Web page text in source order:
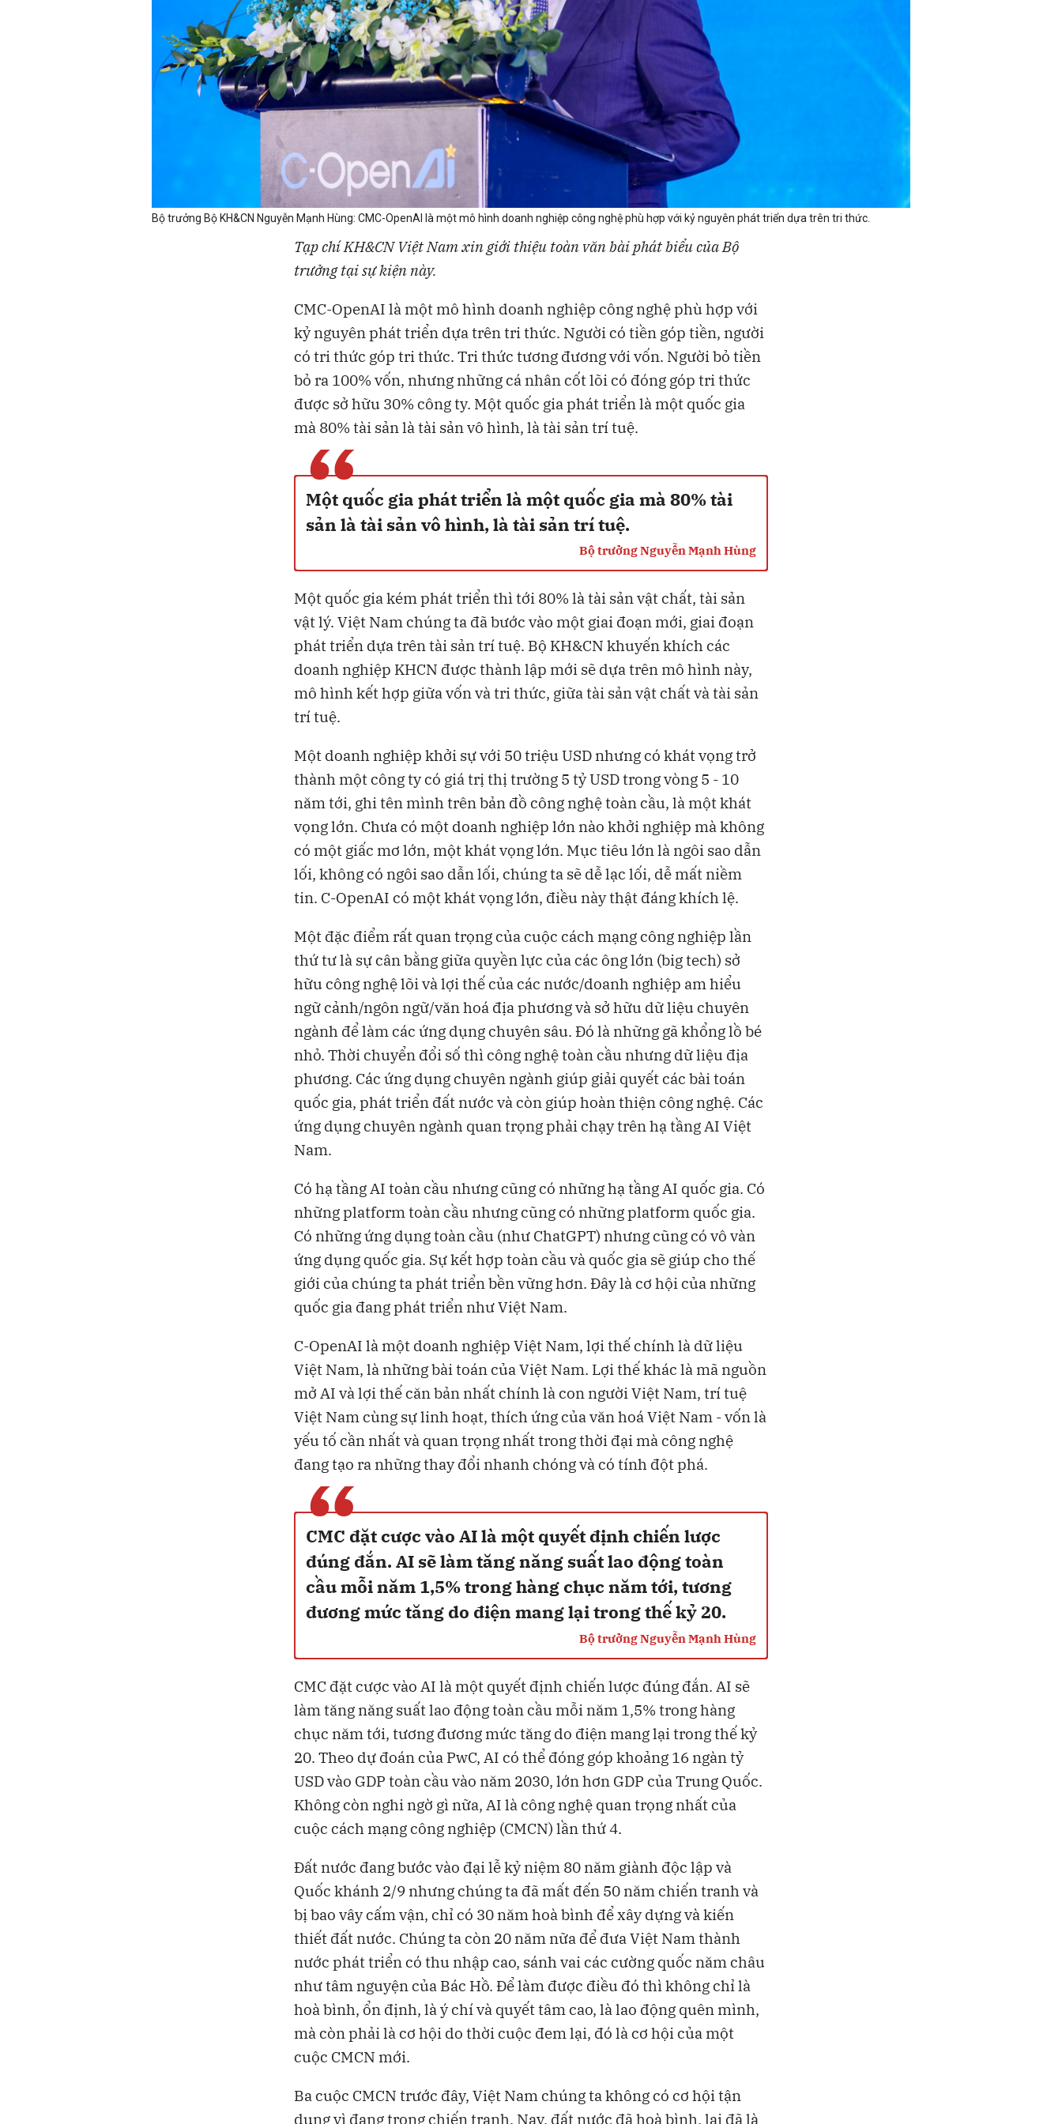
Bộ trưởng Bộ KH&CN Nguyễn Mạnh Hùng: CMC-OpenAI là một mô hình doanh nghiệp công nghệ phù hợp với kỷ nguyên phát triển dựa trên tri thức.
Tạp chí KH&CN Việt Nam xin giới thiệu toàn văn bài phát biểu của Bộ
trưởng tại sự kiện này.
CMC-OpenAI là một mô hình doanh nghiệp công nghệ phù hợp với
kỷ nguyên phát triển dựa trên tri thức. Người có tiền góp tiền, người
có tri thức góp tri thức. Tri thức tương đương với vốn. Người bỏ tiền
bỏ ra 100% vốn, nhưng những cá nhân cốt lõi có đóng góp tri thức
được sở hữu 30% công ty. Một quốc gia phát triển là một quốc gia
mà 80% tài sản là tài sản vô hình, là tài sản trí tuệ.
“
Một quốc gia phát triển là một quốc gia mà 80% tài
sản là tài sản vô hình, là tài sản trí tuệ.
Bộ trưởng Nguyễn Mạnh Hùng
Một quốc gia kém phát triển thì tới 80% là tài sản vật chất, tài sản
vật lý. Việt Nam chúng ta đã bước vào một giai đoạn mới, giai đoạn
phát triển dựa trên tài sản trí tuệ. Bộ KH&CN khuyến khích các
doanh nghiệp KHCN được thành lập mới sẽ dựa trên mô hình này,
mô hình kết hợp giữa vốn và tri thức, giữa tài sản vật chất và tài sản
trí tuệ.
Một doanh nghiệp khởi sự với 50 triệu USD nhưng có khát vọng trở
thành một công ty có giá trị thị trường 5 tỷ USD trong vòng 5 - 10
năm tới, ghi tên mình trên bản đồ công nghệ toàn cầu, là một khát
vọng lớn. Chưa có một doanh nghiệp lớn nào khởi nghiệp mà không
có một giấc mơ lớn, một khát vọng lớn. Mục tiêu lớn là ngôi sao dẫn
lối, không có ngôi sao dẫn lối, chúng ta sẽ dễ lạc lối, dễ mất niềm
tin. C-OpenAI có một khát vọng lớn, điều này thật đáng khích lệ.
Một đặc điểm rất quan trọng của cuộc cách mạng công nghiệp lần
thứ tư là sự cân bằng giữa quyền lực của các ông lớn (big tech) sở
hữu công nghệ lõi và lợi thế của các nước/doanh nghiệp am hiểu
ngữ cảnh/ngôn ngữ/văn hoá địa phương và sở hữu dữ liệu chuyên
ngành để làm các ứng dụng chuyên sâu. Đó là những gã khổng lồ bé
nhỏ. Thời chuyển đổi số thì công nghệ toàn cầu nhưng dữ liệu địa
phương. Các ứng dụng chuyên ngành giúp giải quyết các bài toán
quốc gia, phát triển đất nước và còn giúp hoàn thiện công nghệ. Các
ứng dụng chuyên ngành quan trọng phải chạy trên hạ tầng AI Việt
Nam.
Có hạ tầng AI toàn cầu nhưng cũng có những hạ tầng AI quốc gia. Có
những platform toàn cầu nhưng cũng có những platform quốc gia.
Có những ứng dụng toàn cầu (như ChatGPT) nhưng cũng có vô vàn
ứng dụng quốc gia. Sự kết hợp toàn cầu và quốc gia sẽ giúp cho thế
giới của chúng ta phát triển bền vững hơn. Đây là cơ hội của những
quốc gia đang phát triển như Việt Nam.
C-OpenAI là một doanh nghiệp Việt Nam, lợi thế chính là dữ liệu
Việt Nam, là những bài toán của Việt Nam. Lợi thế khác là mã nguồn
mở AI và lợi thế căn bản nhất chính là con người Việt Nam, trí tuệ
Việt Nam cùng sự linh hoạt, thích ứng của văn hoá Việt Nam - vốn là
yếu tố cần nhất và quan trọng nhất trong thời đại mà công nghệ
đang tạo ra những thay đổi nhanh chóng và có tính đột phá.
“
CMC đặt cược vào AI là một quyết định chiến lược
đúng đắn. AI sẽ làm tăng năng suất lao động toàn
cầu mỗi năm 1,5% trong hàng chục năm tới, tương
đương mức tăng do điện mang lại trong thế kỷ 20.
Bộ trưởng Nguyễn Mạnh Hùng
CMC đặt cược vào AI là một quyết định chiến lược đúng đắn. AI sẽ
làm tăng năng suất lao động toàn cầu mỗi năm 1,5% trong hàng
chục năm tới, tương đương mức tăng do điện mang lại trong thế kỷ
20. Theo dự đoán của PwC, AI có thể đóng góp khoảng 16 ngàn tỷ
USD vào GDP toàn cầu vào năm 2030, lớn hơn GDP của Trung Quốc.
Không còn nghi ngờ gì nữa, AI là công nghệ quan trọng nhất của
cuộc cách mạng công nghiệp (CMCN) lần thứ 4.
Đất nước đang bước vào đại lễ kỷ niệm 80 năm giành độc lập và
Quốc khánh 2/9 nhưng chúng ta đã mất đến 50 năm chiến tranh và
bị bao vây cấm vận, chỉ có 30 năm hoà bình để xây dựng và kiến
thiết đất nước. Chúng ta còn 20 năm nữa để đưa Việt Nam thành
nước phát triển có thu nhập cao, sánh vai các cường quốc năm châu
như tâm nguyện của Bác Hồ. Để làm được điều đó thì không chỉ là
hoà bình, ổn định, là ý chí và quyết tâm cao, là lao động quên mình,
mà còn phải là cơ hội do thời cuộc đem lại, đó là cơ hội của một
cuộc CMCN mới.
Ba cuộc CMCN trước đây, Việt Nam chúng ta không có cơ hội tận
dụng vì đang trong chiến tranh. Nay, đất nước đã hoà bình, lại đã là